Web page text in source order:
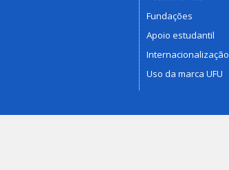
Fundações
Apoio estudantil
Internacionalização
Uso da marca UFU